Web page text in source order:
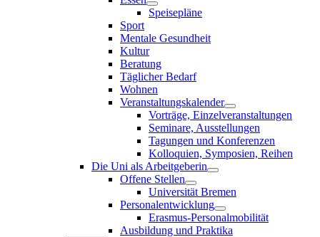
Speisepläne
Sport
Mentale Gesundheit
Kultur
Beratung
Täglicher Bedarf
Wohnen
Veranstaltungskalender
Vorträge, Einzelveranstaltungen
Seminare, Ausstellungen
Tagungen und Konferenzen
Kolloquien, Symposien, Reihen
Die Uni als Arbeitgeberin
Offene Stellen
Universität Bremen
Personalentwicklung
Erasmus-Personalmobilität
Ausbildung und Praktika